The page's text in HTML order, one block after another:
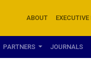
ABOUT EXECUTIVE
PARTNERS JOURNALS